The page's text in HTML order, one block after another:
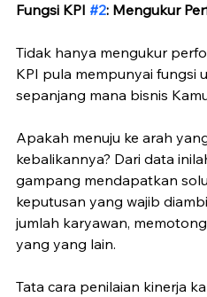
Fungsi KPI #2: Mengukur
Tidak hanya mengukur
KPI pula mempunyai fungsi
sepanjang mana bisnis
Apakah menuju ke arah
kebalikannya? Dari data
gampang mendapatkan
keputusan yang wajib
jumlah karyawan,
yang yang lain.
Tata cara penilaian kinerja